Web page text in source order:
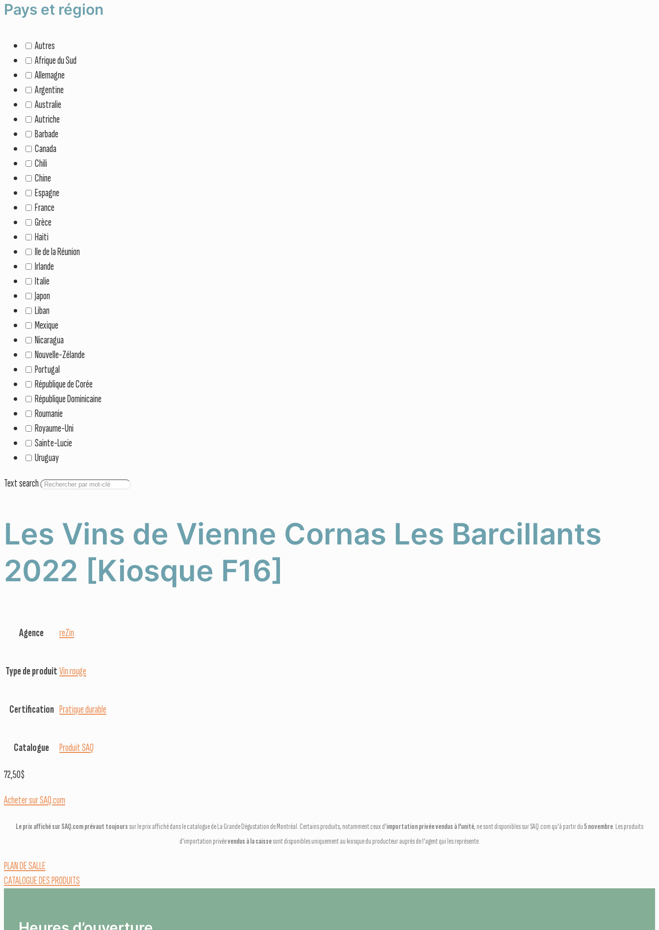
Pays et région
Autres
Afrique du Sud
Allemagne
Argentine
Australie
Autriche
Barbade
Canada
Chili
Chine
Espagne
France
Grèce
Haiti
Ile de la Réunion
Irlande
Italie
Japon
Liban
Mexique
Nicaragua
Nouvelle-Zélande
Portugal
République de Corée
République Dominicaine
Roumanie
Royaume-Uni
Sainte-Lucie
Uruguay
Text search
Les Vins de Vienne Cornas Les Barcillants
2022 [Kiosque F16]
Agence reZin
Type de produitVin rouge
Certification Pratique durable
Catalogue Produit SAQ
72,50$
Acheter sur SAQ.com
Le prix affiché sur SAQ.com prévaut toujours sur le prix affiché dans le catalogue de La Grande Dégustation de Montréal. Certains produits, notamment ceux d'importation privée vendus à l'unité, ne sont disponibles sur SAQ.com qu'à partir du5 novembre. Les produits
d'importation privéevendus à la caissesont disponibles uniquement au kiosque du producteur auprès de l'agent qui les représente.
PLAN DE SALLE
CATALOGUE DES PRODUITS